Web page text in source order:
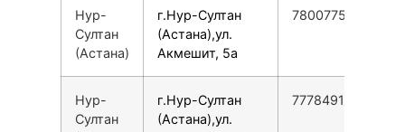
Нур-
Султан
(Астана)
г.Нур-Султан
(Астана),ул.
Акмешит, 5а
78007753553
Нур-
Султан
г.Нур-Султан
(Астана),ул.
77784910938